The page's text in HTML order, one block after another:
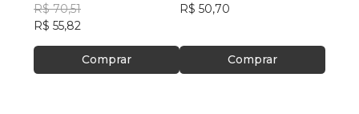
R$ 70,51
R$ 55,82
Comprar
R$ 50,70
Comprar